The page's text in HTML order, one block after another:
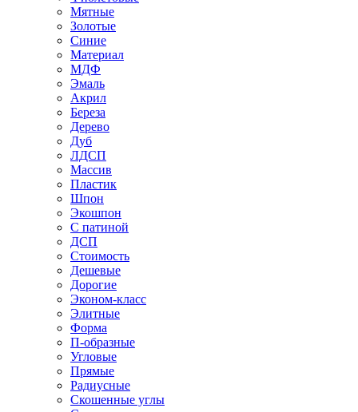
Мятные
Золотые
Синие
Материал
МДФ
Эмаль
Акрил
Береза
Дерево
Дуб
ЛДСП
Массив
Пластик
Шпон
Экошпон
С патиной
ДСП
Стоимость
Дешевые
Дорогие
Эконом-класс
Элитные
Форма
П-образные
Угловые
Прямые
Радиусные
Скошенные углы